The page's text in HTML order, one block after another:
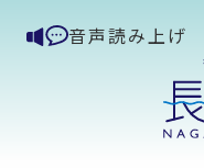
音声読み上げ